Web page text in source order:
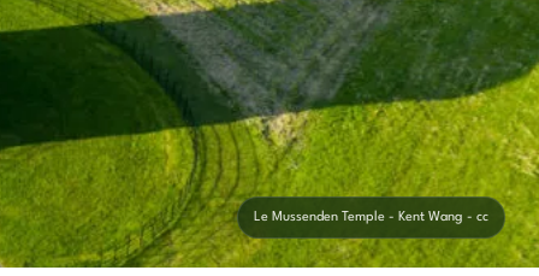
Le Mussenden Temple - Kent Wang - cc